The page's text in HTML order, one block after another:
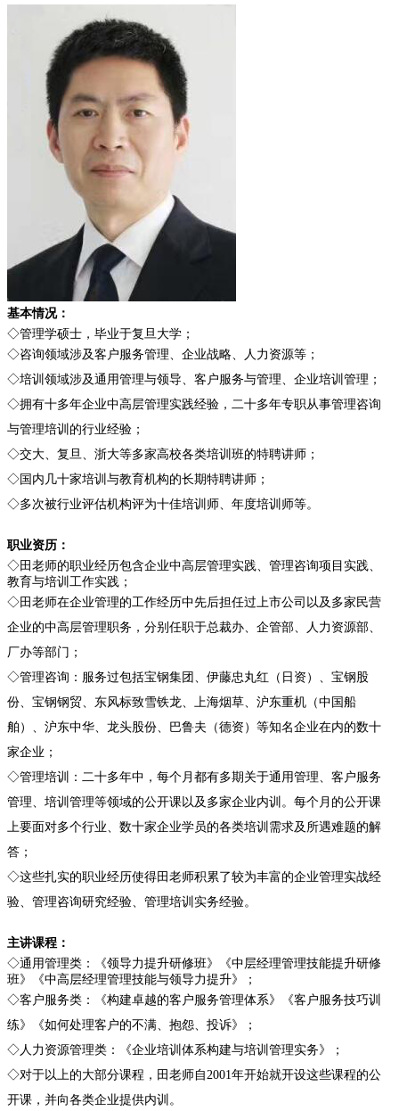
基本情况：
◇管理学硕士，毕业于复旦大学；
◇咨询领域涉及客户服务管理、企业战略、人力资源等；
◇培训领域涉及通用管理与领导、客户服务与管理、企业培训管理；
◇拥有十多年企业中高层管理实践经验，二十多年专职从事管理咨询
与管理培训的行业经验；
◇交大、复旦、浙大等多家高校各类培训班的特聘讲师；
◇国内几十家培训与教育机构的长期特聘讲师；
◇多次被行业评估机构评为十佳培训师、年度培训师等。
职业资历：
◇田老师的职业经历包含企业中高层管理实践、管理咨询项目实践、
教育与培训工作实践；
◇田老师在企业管理的工作经历中先后担任过上市公司以及多家民营
企业的中高层管理职务，分别任职于总裁办、企管部、人力资源部、
厂办等部门；
◇管理咨询：服务过包括宝钢集团、伊藤忠丸红（日资）、宝钢股
份、宝钢钢贸、东风标致雪铁龙、上海烟草、沪东重机（中国船
舶）、沪东中华、龙头股份、巴鲁夫（德资）等知名企业在内的数十
家企业；
◇管理培训：二十多年中，每个月都有多期关于通用管理、客户服务
管理、培训管理等领域的公开课以及多家企业内训。每个月的公开课
上要面对多个行业、数十家企业学员的各类培训需求及所遇难题的解
答；
◇这些扎实的职业经历使得田老师积累了较为丰富的企业管理实战经
验、管理咨询研究经验、管理培训实务经验。
主讲课程：
◇通用管理类：《领导力提升研修班》《中层经理管理技能提升研修
班》《中高层经理管理技能与领导力提升》；
◇客户服务类：《构建卓越的客户服务管理体系》《客户服务技巧训
练》《如何处理客户的不满、抱怨、投诉》；
◇人力资源管理类：《企业培训体系构建与培训管理实务》；
◇对于以上的大部分课程，田老师自2001年开始就开设这些课程的公
开课，并向各类企业提供内训。